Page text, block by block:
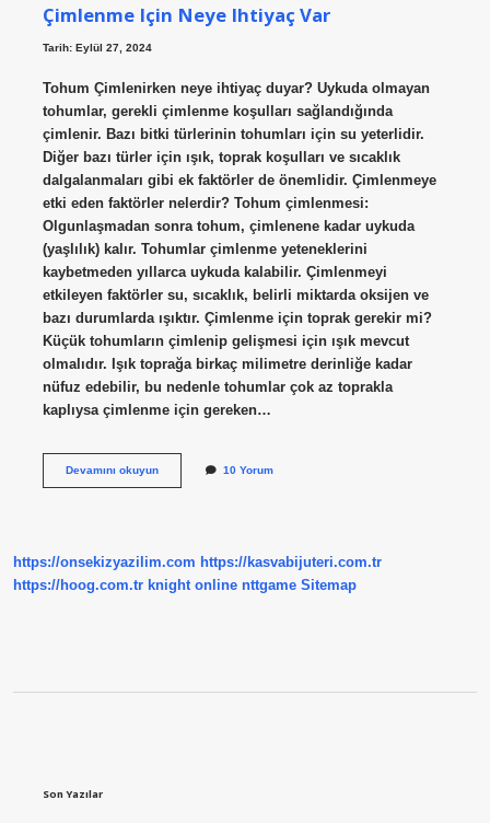
Çimlenme Için Neye Ihtiyaç Var
Tarih: Eylül 27, 2024
Tohum Çimlenirken neye ihtiyaç duyar? Uykuda olmayan
tohumlar, gerekli çimlenme koşulları sağlandığında
çimlenir. Bazı bitki türlerinin tohumları için su yeterlidir.
Diğer bazı türler için ışık, toprak koşulları ve sıcaklık
dalgalanmaları gibi ek faktörler de önemlidir. Çimlenmeye
etki eden faktörler nelerdir? Tohum çimlenmesi:
Olgunlaşmadan sonra tohum, çimlenene kadar uykuda
(yaşlılık) kalır. Tohumlar çimlenme yeteneklerini
kaybetmeden yıllarca uykuda kalabilir. Çimlenmeyi
etkileyen faktörler su, sıcaklık, belirli miktarda oksijen ve
bazı durumlarda ışıktır. Çimlenme için toprak gerekir mi?
Küçük tohumların çimlenip gelişmesi için ışık mevcut
olmalıdır. Işık toprağa birkaç milimetre derinliğe kadar
nüfuz edebilir, bu nedenle tohumlar çok az toprakla
kaplıysa çimlenme için gereken…
Devamını okuyunÇimlenme
10 Yorum
https://onsekizyazilim.com https://kasvabijuteri.com.tr
https://hoog.com.tr knight online nttgame Sitemap
Son Yazılar